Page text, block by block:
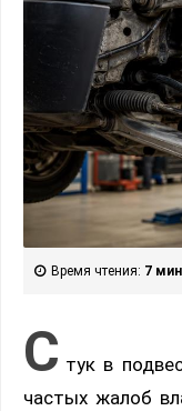
Время чтения: 7
С тук в
частых жалоб